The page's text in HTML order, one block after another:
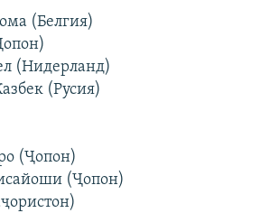
(Белгия)
(Нидерланд)
(Русия)
(Ҷопон)
(Ҷопон)